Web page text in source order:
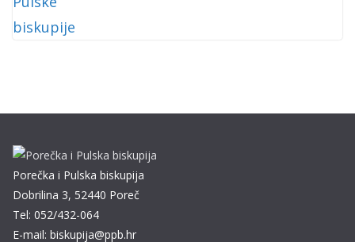
Porečka i Pulska biskupija
Dobrilina 3, 52440 Poreč
Tel: 052/432-064
E-mail: biskupija@ppb.hr